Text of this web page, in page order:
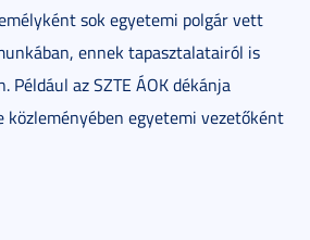
sok egyetemi polgár vett
ennek tapasztalatairól is
az SZTE ÁOK dékánja
közleményében egyetemi vezetőként